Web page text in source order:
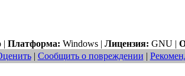
| Платформа: Windows | Лицензия: GNU |
| Сообщить о повреждении |